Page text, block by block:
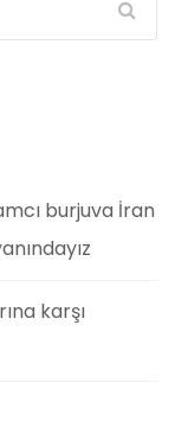
burjuva İran
karşı